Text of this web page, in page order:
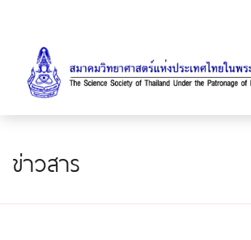
ข่าวสาร